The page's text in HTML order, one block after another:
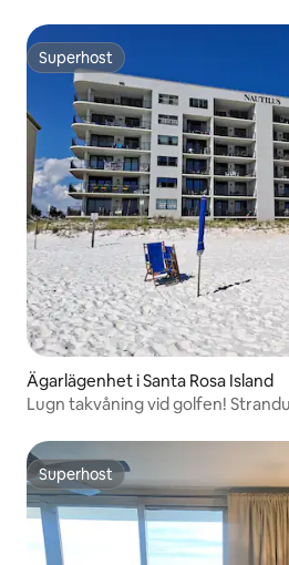
Superhost
Superhost
Ägarlägenhet i Santa Rosa Island
Lugn takvåning vid golfen!
Superhost
Superhost